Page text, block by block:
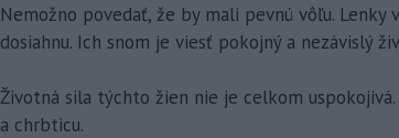
Nemožno povedať, že by mali pevnú vôľu. Lenky
dosiahnu. Ich snom je viesť pokojný a nezávislý
Životná sila týchto žien nie je celkom
a chrbticu.